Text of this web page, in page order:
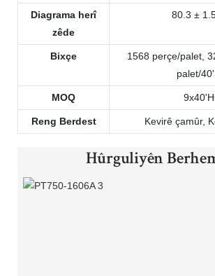
Diagrama herî
zêde
80.3 ±
Bixçe
1568 perçe/palet,
palet/
MOQ
Reng Berdest Kevirê çamûr,
Hûrguliyên